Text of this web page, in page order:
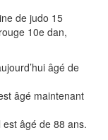
de judo 15
10e dan,
âgé de
âgé maintenant
âgé de 88 ans.